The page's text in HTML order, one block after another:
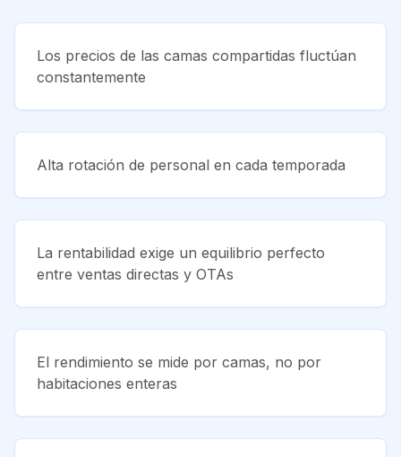
Los precios de las camas compartidas fluctúan
constantemente
Alta rotación de personal en cada temporada
La rentabilidad exige un equilibrio perfecto
entre ventas directas y OTAs
El rendimiento se mide por camas, no por
habitaciones enteras